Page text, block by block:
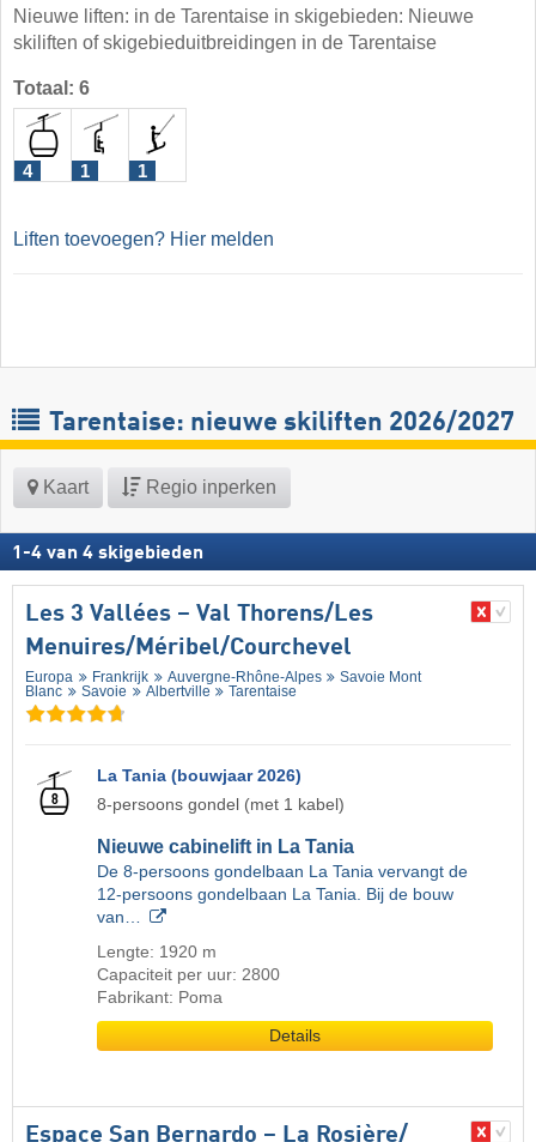
Nieuwe liften: in de Tarentaise in skigebieden: Nieuwe
skiliften of skigebieduitbreidingen in de Tarentaise
Totaal: 6
4 1 1
Liften toevoegen? Hier melden
Tarentaise: nieuwe skiliften 2026/2027
Kaart Regio inperken
1 -4 van 4 skigebieden
Les 3 Vallées – Val Thorens/​Les
Menuires/​Méribel/​Courchevel
Europa Frankrijk Auvergne-Rhône-Alpes
Savoie Mont
Blanc
Savoie Albertville Tarentaise
La Tania (bouwjaar 2026)
8-persoons gondel (met 1 kabel)
Nieuwe cabinelift in La Tania
De 8-persoons gondelbaan La Tania vervangt de
12-persoons gondelbaan La Tania. Bij de bouw
van…
Lengte: 1920 m
Capaciteit per uur: 2800
Fabrikant: Poma
Details
Espace San Bernardo – La Rosière/​